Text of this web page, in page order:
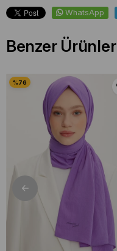
WhatsApp
Benzer Ürünler